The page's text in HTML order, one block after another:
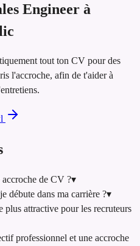
Engineer à
tout ton CV pour des
l'accroche, afin de t'aider à
de CV ?▾
débute dans ma carrière ?▾
plus attractive pour les recruteurs
professionnel et une accroche